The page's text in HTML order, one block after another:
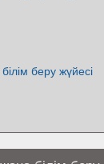
беру жүйесі